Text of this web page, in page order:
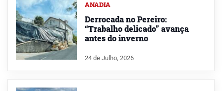
ANADIA
Derrocada no Pereiro:
“Trabalho delicado” avança
antes do inverno
24 de Julho, 2026